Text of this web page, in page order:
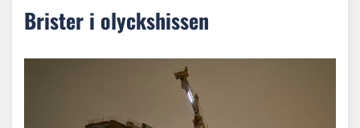
Brister i olyckshissen